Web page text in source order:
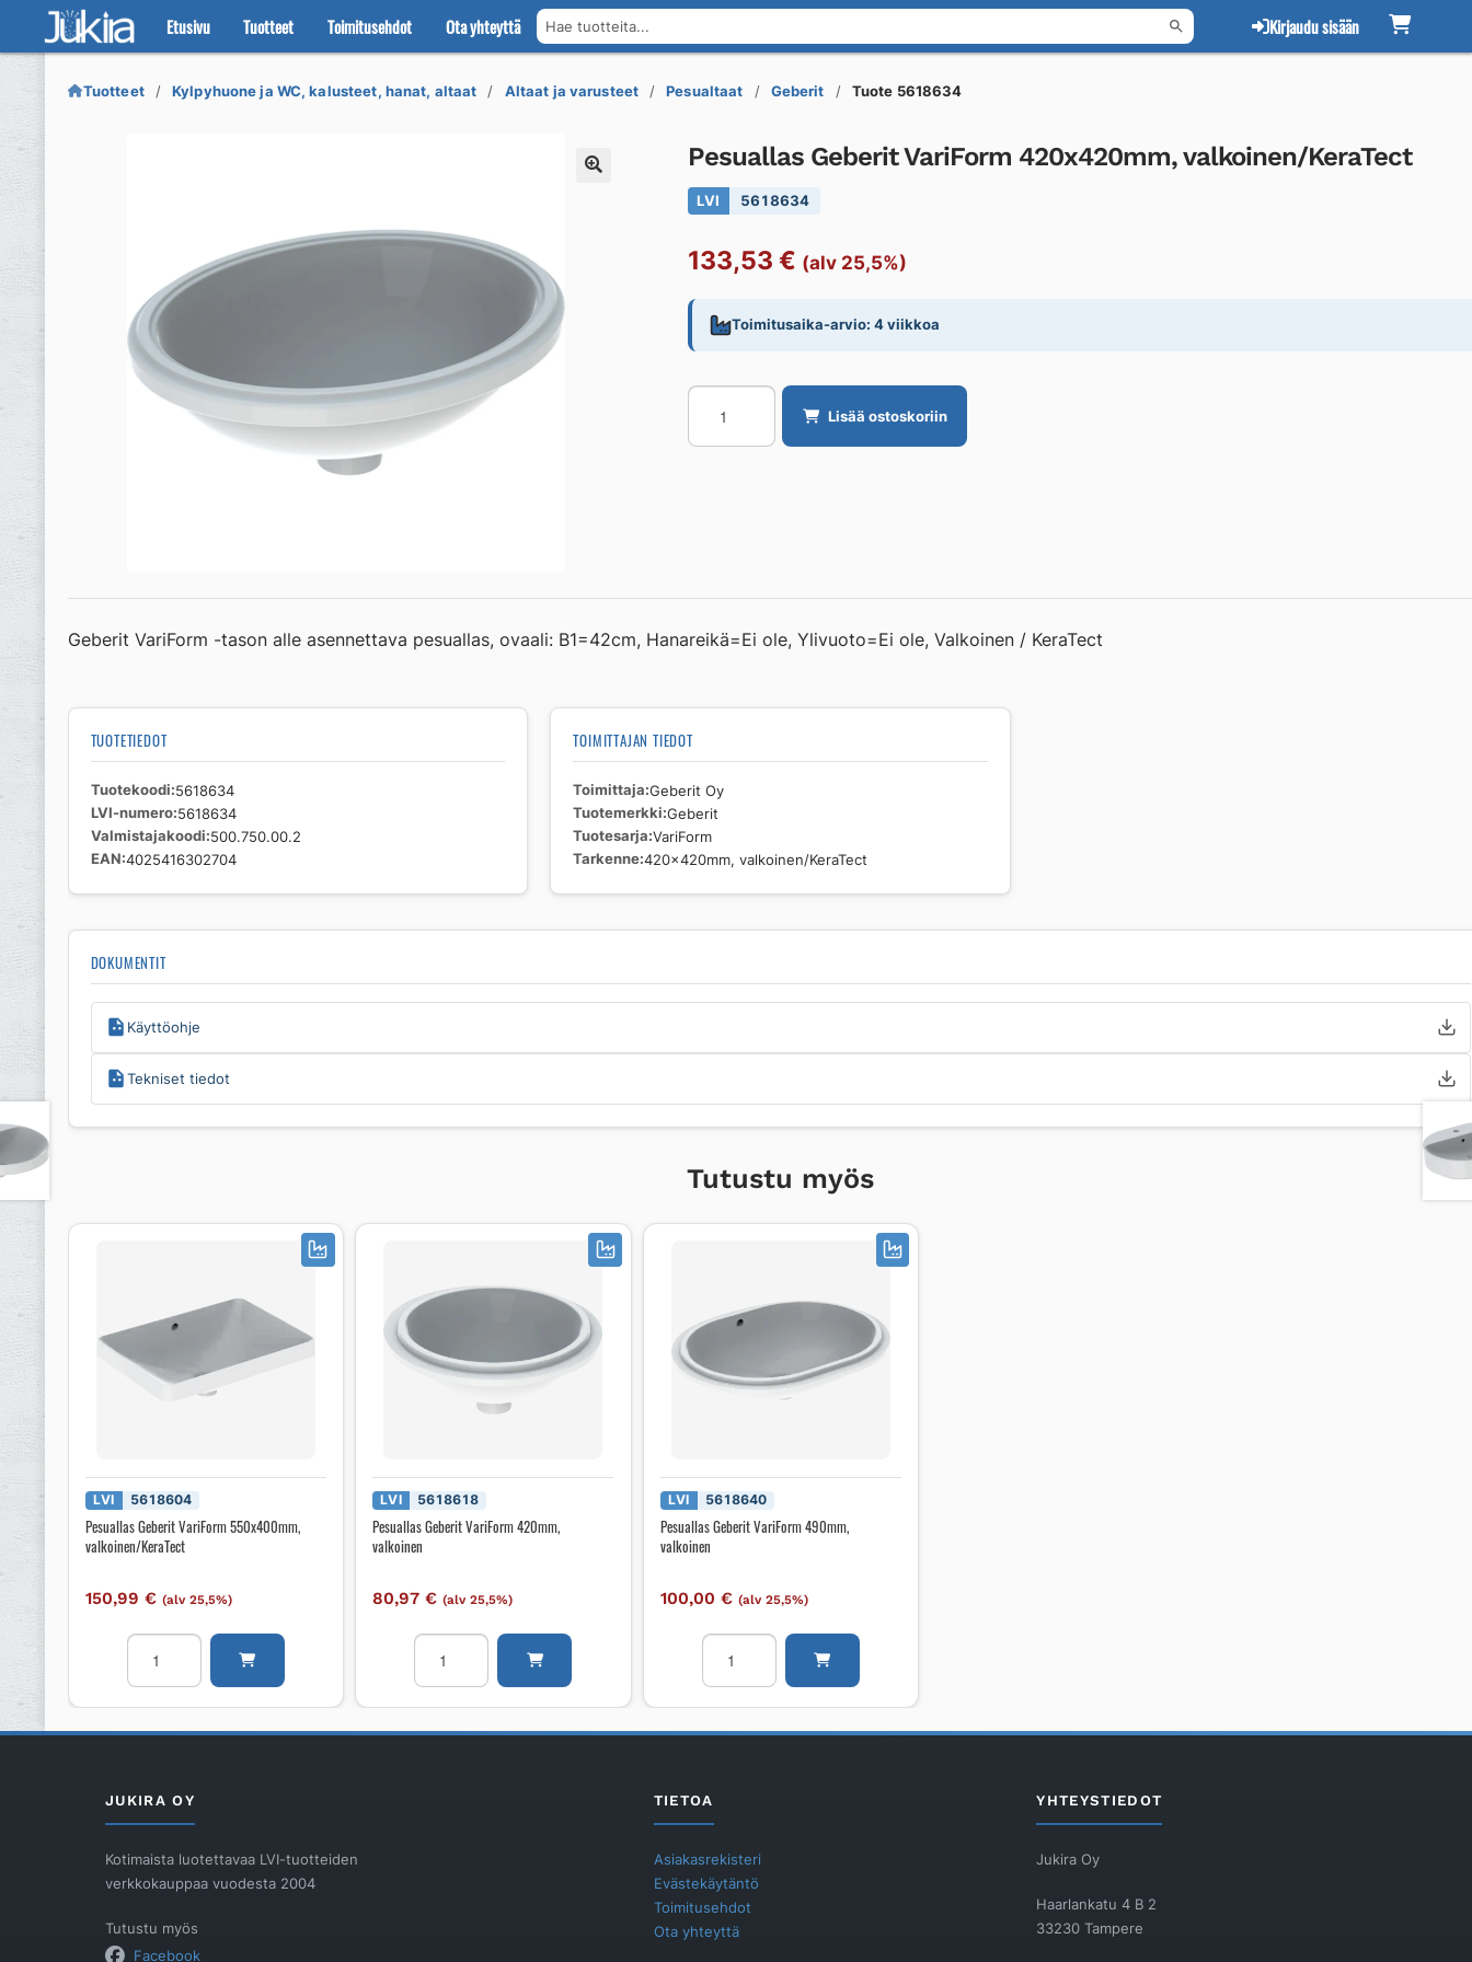
Etusivu Tuotteet Toimitusehdot Ota yhteyttä Hae tuotteita... Kirjaudu sisään
Siirry
navigointiin
Siirry
sisältöön
Tuotteet Kylpyhuone ja WC, kalusteet, hanat, altaat Altaat ja varusteet Pesualtaat Geberit Tuote 5618634
Pesuallas Geberit VariForm 420x420mm, valkoinen/KeraTect
LVI 5618634
133,53 € (alv 25,5%)
Toimitusaika-arvio: 4 viikkoa
Pesuallas
Geberit
VariForm
Lisää ostoskoriin
Geberit VariForm -tason alle asennettava pesuallas, ovaali: B1=42cm, Hanareikä=Ei ole, Ylivuoto=Ei ole, Valkoinen / KeraTect
TUOTETIEDOT
Tuotekoodi 5618634
LVI-numero 5618634
Valmistajakoodi 500.750.00.2
EAN 4025416302704
TOIMITTAJAN TIEDOT
Toimittaja Geberit Oy
Tuotemerkki Geberit
Tuotesarja VariForm
Tarkenne 420x420mm, valkoinen/KeraTect
DOKUMENTIT
Käyttöohje
Tekniset tiedot
Tutustu myös
LVI 5618604
Pesuallas Geberit VariForm 550x400mm,
valkoinen/KeraTect
150,99€ (alv 25,5%)
Pesuallas
Geberit
VariForm
valkoinen/KeraTect
LVI 5618618
Pesuallas Geberit VariForm 420mm,
valkoinen
80,97€ (alv 25,5%)
Pesuallas
Geberit
VariForm
valkoinen
LVI 5618640
Pesuallas Geberit VariForm 490mm,
valkoinen
100,00 € (alv 25,5%)
Pesuallas
Geberit
VariForm
valkoinen
JUKIRA OY
Kotimaista luotettavaa LVI-tuotteiden
verkkokauppaa vuodesta 2004
Tutustu myös
Facebook
TIETOA
Asiakasrekisteri
Evästekäytäntö
Toimitusehdot
Ota yhteyttä
YHTEYSTIEDOT
Jukira Oy
Haarlankatu 4 B 2
33230 Tampere